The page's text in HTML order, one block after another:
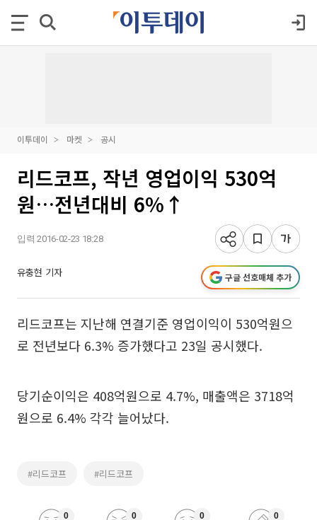
이투데이 마켓 공시
리드코프, 작년 영업이익 530억
원…전년대비 6%↑
입력 2016-02-23 18:28
유충현 기자 구글 선호매체 추가
리드코프는 지난해 연결기준 영업이익이 530억원으
로 전년보다 6.3% 증가했다고 23일 공시했다.
당기순이익은 408억원으로 4.7%, 매출액은 3718억
원으로 6.4% 각각 늘어났다.
#리드코프 #리드코프
0 0 0 0